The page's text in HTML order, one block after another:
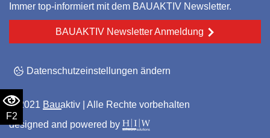
F2
Immer top-informiert mit dem BAUAKTIV Newsletter.
BAUAKTIV Newsletter Anmeldung
Datenschutzeinstellungen ändern
© 2021 Bauaktiv | Alle Rechte vorbehalten
designed and powered by